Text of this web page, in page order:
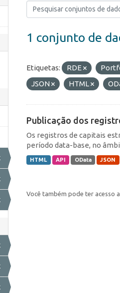
1 conjunto de
Etiquetas: RDE
JSON
HTML
Publicação dos
Os registros de capitais
período data-base, no
HTML API OData JSON
Você também pode ter acesso